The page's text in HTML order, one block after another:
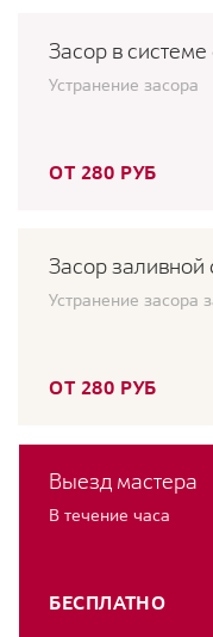
Засор в системе
Устранение засора
ОТ 280 РУБ
Засор заливной
Устранение засора
ОТ 280 РУБ
Выезд мастера
В течение часа
БЕСПЛАТНО